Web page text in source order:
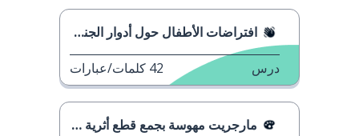
افتراضات الأطفال حول أدوار الجنسين
درس 42 كلمات/عبارات
مارجريت مهوسة بجمع قطع أثرية ملكية